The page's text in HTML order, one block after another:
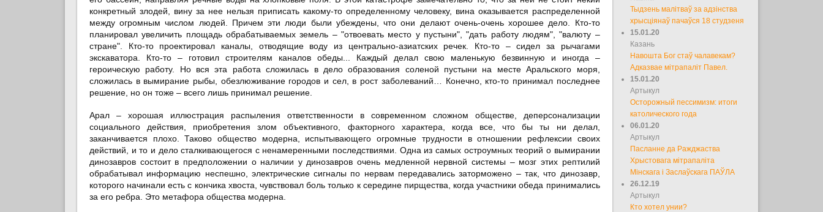
конкретный злодей, вину за нее нельзя приписать какому-то определенному человеку, вина оказывается распределенной
между огромным числом людей. Причем эти люди были убеждены, что они делают очень-очень хорошее дело. Кто-то
планировал увеличить площадь обрабатываемых земель – "отвоевать место у пустыни", "дать работу людям", "валюту –
стране". Кто-то проектировал каналы, отводящие воду из центрально-азиатских речек. Кто-то – сидел за рычагами
экскаватора. Кто-то – готовил строителям каналов обеды... Каждый делал свою маленькую безвинную и иногда –
героическую работу. Но вся эта работа сложилась в дело образования соленой пустыни на месте Аральского моря,
сложилась в вымирание рыбы, обезлюживание городов и сел, в рост заболеваний… Конечно, кто-то принимал последнее
решение, но он тоже – всего лишь принимал решение.
Арал – хорошая иллюстрация распыления ответственности в современном сложном обществе, деперсонализации
социального действия, приобретения злом объективного, факторного характера, когда все, что бы ты ни делал,
заканчивается плохо. Таково общество модерна, испытывающего огромные трудности в отношении рефлексии своих
действий, и то и дело сталкивающегося с ненамеренными последствиями. Одна из самых остроумных теорий о вымирании
динозавров состоит в предположении о наличии у динозавров очень медленной нервной системы – мозг этих рептилий
обрабатывал информацию неспешно, электрические сигналы по нервам передавались заторможено – так, что динозавр,
которого начинали есть с кончика хвоста, чувствовал боль только к середине пирщества, когда участники обеда принимались
за его ребра. Это метафора общества модерна.
Тыдзень малітваў за адзінства
хрысціянаў пачаўся 18 студзеня
15.01.20
Казань
Навошта Бог стаў чалавекам?
Адказвае мітрапаліт Павел.
15.01.20
Артыкул
Осторожный пессимизм: итоги
католического года
06.01.20
Артыкул
Пасланне да Ражджаства
Хрыстовага мітрапаліта
Мінскага і Заслаўскага ПАЎЛА
26.12.19
Артыкул
Кто хотел унии?